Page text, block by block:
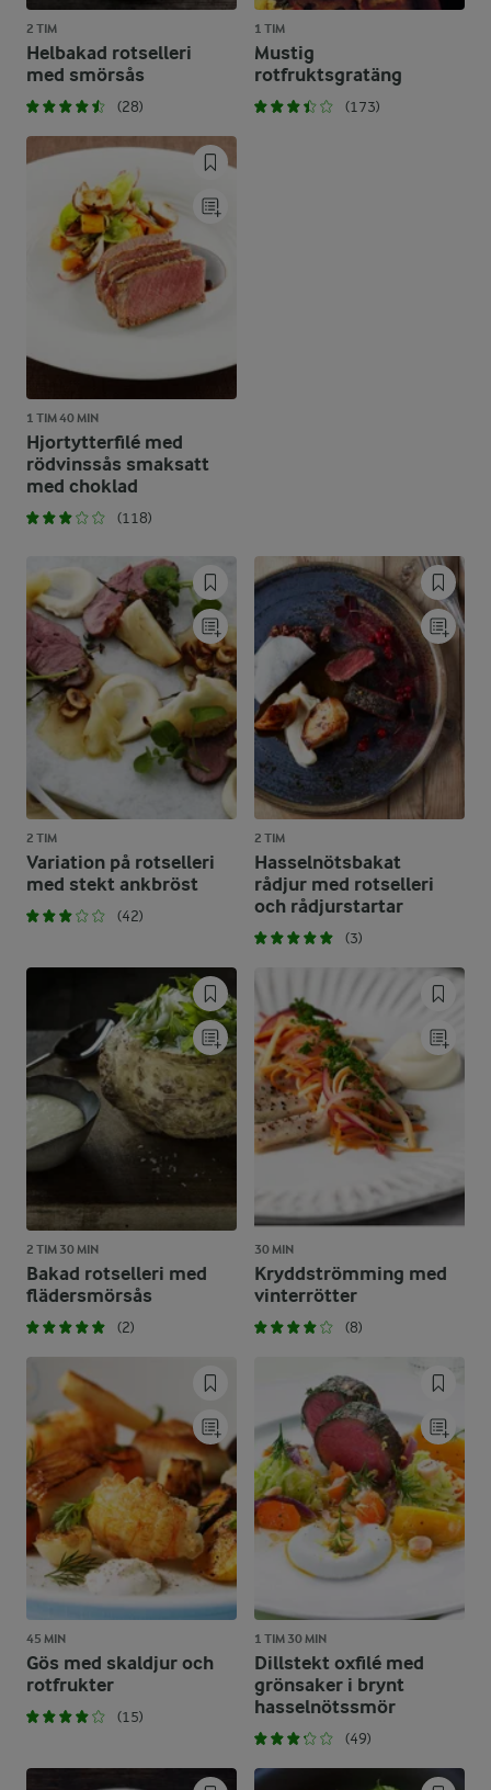
2 TIM
Helbakad rotselleri
med smörsås
(28)
1 TIM
Mustig
rotfruktsgratäng
(173)
1 TIM 40 MIN
Hjortytterfilé med
rödvinssås smaksatt
med choklad
(118)
2 TIM
Variation på rotselleri
med stekt ankbröst
(42)
2 TIM
Hasselnötsbakat
rådjur med rotselleri
och rådjurstartar
(3)
2 TIM 30 MIN
Bakad rotselleri med
flädersmörsås
(2)
30 MIN
Kryddströmming med
vinterrötter
(8)
45 MIN
Gös med skaldjur och
rotfrukter
(15)
1 TIM 30 MIN
Dillstekt oxfilé med
grönsaker i brynt
hasselnötssmör
(49)